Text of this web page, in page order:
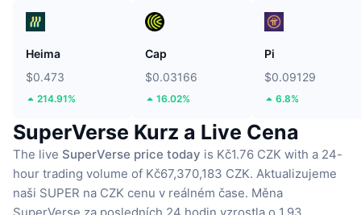
Heima
$0.473
214.91%
Cap
$0.03166
16.02%
Pi
$0.09129
6.8%
SuperVerse Kurz a Live Cena
The live SuperVerse price today is Kč1.76 CZK with a 24-
hour trading volume of Kč67,370,183 CZK. Aktualizujeme
naši SUPER na CZK cenu v reálném čase. Měna